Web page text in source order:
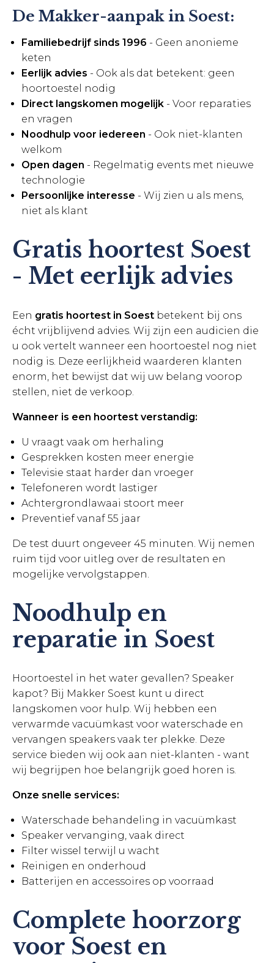
De Makker-aanpak in Soest:
Familiebedrijf sinds 1996 - Geen anonieme
keten
Eerlijk advies - Ook als dat betekent: geen
hoortoestel nodig
Direct langskomen mogelijk - Voor reparaties
en vragen
Noodhulp voor iedereen - Ook niet-klanten
welkom
Open dagen - Regelmatig events met nieuwe
technologie
Persoonlijke interesse - Wij zien u als mens,
niet als klant
Gratis hoortest Soest
- Met eerlijk advies
Een gratis hoortest in Soest betekent bij ons
écht vrijblijvend advies. Wij zijn een audicien die
u ook vertelt wanneer een hoortoestel nog niet
nodig is. Deze eerlijkheid waarderen klanten
enorm, het bewijst dat wij uw belang voorop
stellen, niet de verkoop.
Wanneer is een hoortest verstandig:
U vraagt vaak om herhaling
Gesprekken kosten meer energie
Televisie staat harder dan vroeger
Telefoneren wordt lastiger
Achtergrondlawaai stoort meer
Preventief vanaf 55 jaar
De test duurt ongeveer 45 minuten. Wij nemen
ruim tijd voor uitleg over de resultaten en
mogelijke vervolgstappen.
Noodhulp en
reparatie in Soest
Hoortoestel in het water gevallen? Speaker
kapot? Bij Makker Soest kunt u direct
langskomen voor hulp. Wij hebben een
verwarmde vacuümkast voor waterschade en
vervangen speakers vaak ter plekke. Deze
service bieden wij ook aan niet-klanten - want
wij begrijpen hoe belangrijk goed horen is.
Onze snelle services:
Waterschade behandeling in vacuümkast
Speaker vervanging, vaak direct
Filter wissel terwijl u wacht
Reinigen en onderhoud
Batterijen en accessoires op voorraad
Complete hoorzorg
voor Soest en